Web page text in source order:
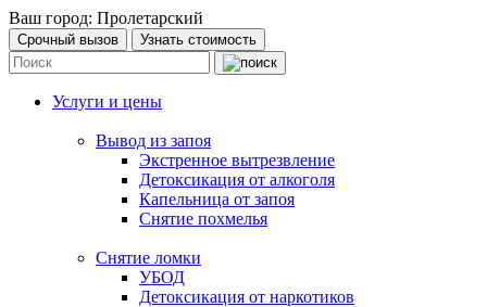
Ваш город: Пролетарский
Срочный вызов Узнать стоимость
Услуги и цены
Вывод из запоя
Экстренное вытрезвление
Детоксикация от алкоголя
Капельница от запоя
Снятие похмелья
Снятие ломки
УБОД
Детоксикация от наркотиков